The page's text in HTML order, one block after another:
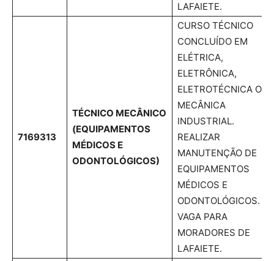
LAFAIETE.
7169313
TÉCNICO MECÂNICO
(EQUIPAMENTOS
MÉDICOS E
ODONTOLÓGICOS)
CURSO TÉCNICO
CONCLUÍDO EM
ELÉTRICA,
ELETRÔNICA,
ELETROTÉCNICA OU
MECÂNICA
INDUSTRIAL.
REALIZAR
MANUTENÇÃO DE
EQUIPAMENTOS
MÉDICOS E
ODONTOLÓGICOS.
VAGA PARA
MORADORES DE
LAFAIETE.